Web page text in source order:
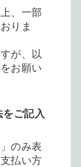
、一部
りま
が、以
お願い
ご記入
のみ表
払い方